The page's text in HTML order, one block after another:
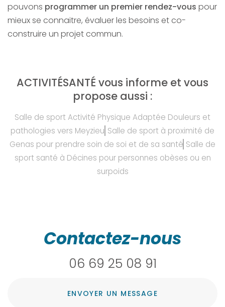
pouvons programmer un premier rendez-vous pour
mieux se connaitre, évaluer les besoins et co-
construire un projet commun.
ACTIVITÉSANTÉ vous informe et vous
propose aussi :
Salle de sport Activité Physique Adaptée Douleurs et
pathologies vers Meyzieu Salle de sport à proximité de
Genas pour prendre soin de soi et de sa santé Salle de
sport santé à Décines pour personnes obèses ou en
surpoids
Contactez-nous
06 69 25 08 91
ENVOYER UN MESSAGE